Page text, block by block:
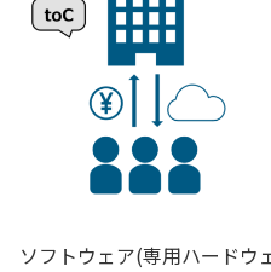
ソフトウェア(専用ハードウ